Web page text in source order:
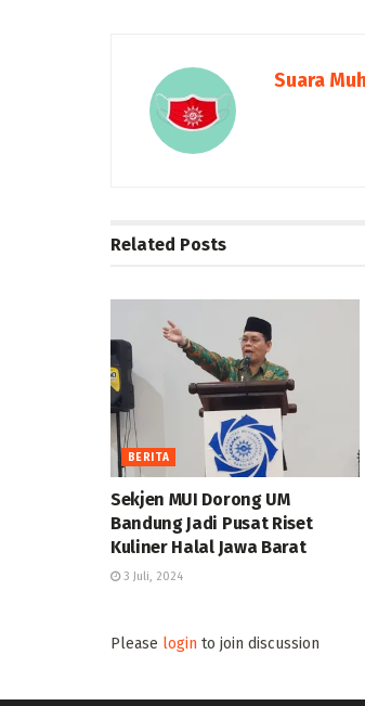
Suara
Related Posts
BERITA
Sekjen MUI Dorong UM
Bandung Jadi Pusat Riset
Kuliner Halal Jawa Barat
3 Juli, 2024
Please login to join discussion